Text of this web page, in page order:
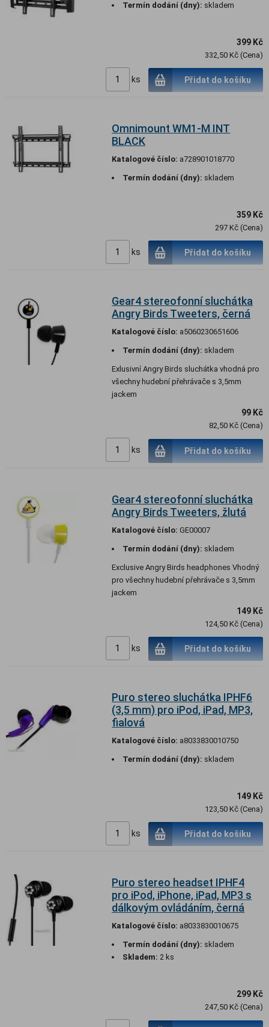
Termín dodání (dny): skladem
399 Kč
332,50 Kč (Cena)
ks Přidat do košíku
Omnimount WM1-M INT
BLACK
Katalogové číslo: a728901018770
Termín dodání (dny): skladem
359 Kč
297 Kč (Cena)
ks Přidat do košíku
Gear4 stereofonní sluchátka
Angry Birds Tweeters, černá
Katalogové číslo: a5060230651606
Termín dodání (dny): skladem
Exlusivní Angry Birds sluchátka vhodná pro
všechny hudební přehrávače s 3,5mm
jackem
99 Kč
82,50 Kč (Cena)
ks Přidat do košíku
Gear4 stereofonní sluchátka
Angry Birds Tweeters, žlutá
Katalogové číslo: GE00007
Termín dodání (dny): skladem
Exclusive Angry Birds headphones Vhodný
pro všechny hudební přehrávače s 3,5mm
jackem
149 Kč
124,50 Kč (Cena)
ks Přidat do košíku
Puro stereo sluchátka IPHF6
(3,5 mm) pro iPod, iPad, MP3,
fialová
Katalogové číslo: a8033830010750
Termín dodání (dny): skladem
149 Kč
123,50 Kč (Cena)
ks Přidat do košíku
Puro stereo headset IPHF4
pro iPod, iPhone, iPad, MP3 s
dálkovým ovládáním, černá
Katalogové číslo: a8033830010675
Termín dodání (dny): skladem
Skladem: 2 ks
299 Kč
247,50 Kč (Cena)